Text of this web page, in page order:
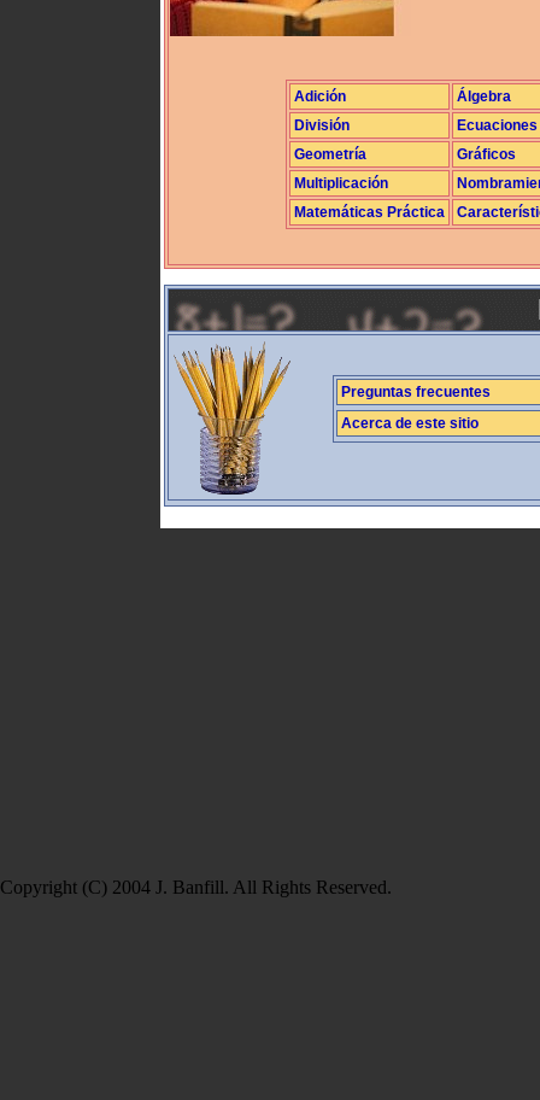
Adición
Álgebra
División
Ecuaciones
Geometría
Gráficos
Multiplicación
Matemáticas Práctica
Preguntas frecuentes
Acerca de este sitio
Copyright (C) 2004 J. Banfill. All Rights Reserved.